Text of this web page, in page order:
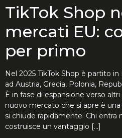
TikTok Shop
mercati EU:
per primo
Nel 2025 TikTok Shop è partito
ad Austria, Grecia, Polonia,
È in fase di espansione verso
nuovo mercato che si apre è
si chiude rapidamente. Chi entra
costruisce un vantaggio […]